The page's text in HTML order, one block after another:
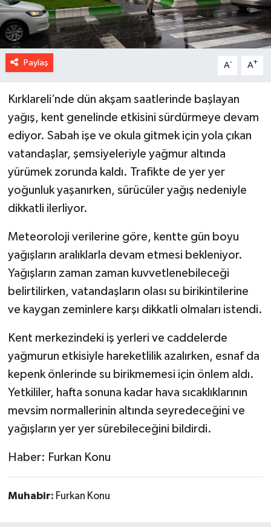
Paylaş A- A+
Kırklareli’nde dün akşam saatlerinde başlayan
yağış, kent genelinde etkisini sürdürmeye devam
ediyor. Sabah işe ve okula gitmek için yola çıkan
vatandaşlar, şemsiyeleriyle yağmur altında
yürümek zorunda kaldı. Trafikte de yer yer
yoğunluk yaşanırken, sürücüler yağış nedeniyle
dikkatli ilerliyor.
Meteoroloji verilerine göre, kentte gün boyu
yağışların aralıklarla devam etmesi bekleniyor.
Yağışların zaman zaman kuvvetlenebileceği
belirtilirken, vatandaşların olası su birikintilerine
ve kaygan zeminlere karşı dikkatli olmaları istendi.
Kent merkezindeki iş yerleri ve caddelerde
yağmurun etkisiyle hareketlilik azalırken, esnaf da
kepenk önlerinde su birikmemesi için önlem aldı.
Yetkililer, hafta sonuna kadar hava sıcaklıklarının
mevsim normallerinin altında seyredeceğini ve
yağışların yer yer sürebileceğini bildirdi.
Haber: Furkan Konu
Muhabir: Furkan Konu